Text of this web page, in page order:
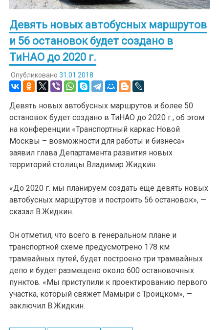
Девять новых автобусных маршрутов
и 56 остановок будет создано в
ТиНАО до 2020 г.
Опубликовано 31.01.2018
Девять новых автобусных маршрутов и более 50
остановок будет создано в ТиНАО до 2020 г., об этом
на конференции «Транспортный каркас Новой
Москвы – возможности для работы и бизнеса»
заявил глава Департамента развития новых
территорий столицы Владимир Жидкин.
«До 2020 г. мы планируем создать еще девять новых
автобусных маршрутов и построить 56 остановок», —
сказал В.Жидкин.
Он отметил, что всего в генеральном плане и
транспортной схеме предусмотрено 178 км
трамвайных путей, будет построено три трамвайных
депо и будет размещено около 600 остановочных
пунктов. «Мы приступили к проектированию первого
участка, который свяжет Мамыри с Троицком», —
заключил В.Жидкин.